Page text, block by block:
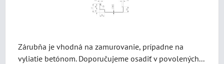
Zárubňa je vhodná na zamurovanie, prípadne na
vyliatie betónom. Doporučujeme osadiť v povolených...